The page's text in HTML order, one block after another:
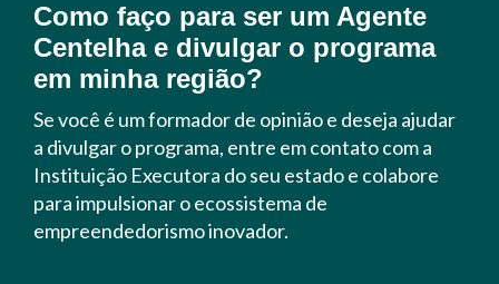
Como faço para ser um Agente
Centelha e divulgar o programa
em minha região?
Se você é um formador de opinião e deseja ajudar
a divulgar o programa, entre em contato com a
Instituição Executora do seu estado e colabore
para impulsionar o ecossistema de
empreendedorismo inovador.